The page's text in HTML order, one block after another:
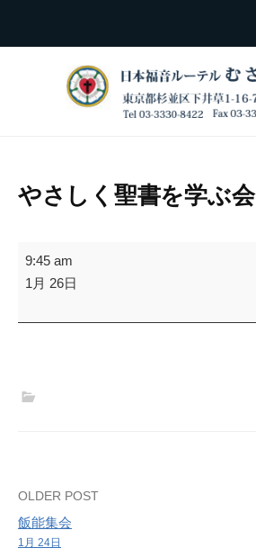
やさしく聖書を学ぶ会
や
さ
く
9:45 am
1月 26日
Post
navigation
OLDER POST
飯能集会
1月 24日